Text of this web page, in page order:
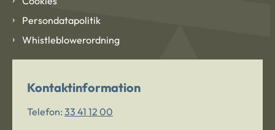
Persondatapolitik
Whistleblowerordning
Kontaktinformation
Telefon: 33 41 12 00